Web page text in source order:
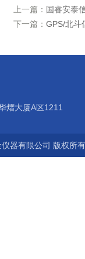
上一篇： 国睿安泰
下一篇： GPS/北斗
熠大厦A区1211
仪器有限公司 版权所